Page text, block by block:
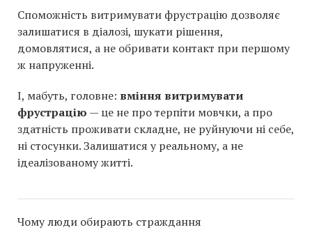
Споможність витримувати фрустрацію дозволяє
залишатися в діалозі, шукати рішення,
домовлятися, а не обривати контакт при першому
ж напруженні.
І, мабуть, головне: вміння витримувати
фрустрацію — це не про терпіти мовчки, а про
здатність проживати складне, не руйнуючи ні себе,
ні стосунки. Залишатися у реальному, а не
ідеалізованому житті.
Чому люди обирають страждання